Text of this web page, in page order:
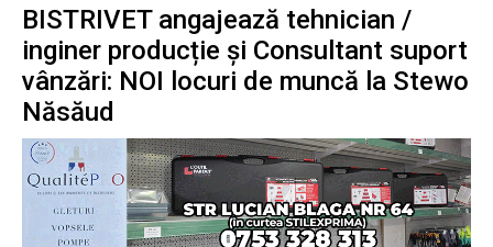
BISTRIVET angajează tehnician /
inginer producție și Consultant suport
vânzări: NOI locuri de muncă la Stewo
Năsăud